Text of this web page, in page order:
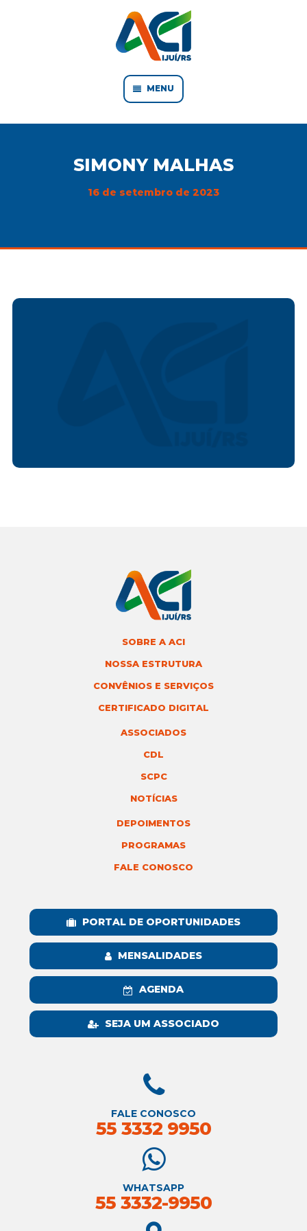
MENU
SIMONY MALHAS
16 de setembro de 2023
SOBRE A ACI
NOSSA ESTRUTURA
CONVÊNIOS E SERVIÇOS
CERTIFICADO DIGITAL
ASSOCIADOS
CDL
SCPC
NOTÍCIAS
DEPOIMENTOS
PROGRAMAS
FALE CONOSCO
PORTAL DE OPORTUNIDADES
MENSALIDADES
AGENDA
SEJA UM ASSOCIADO
FALE CONOSCO
55 3332 9950
WHATSAPP
55 3332-9950